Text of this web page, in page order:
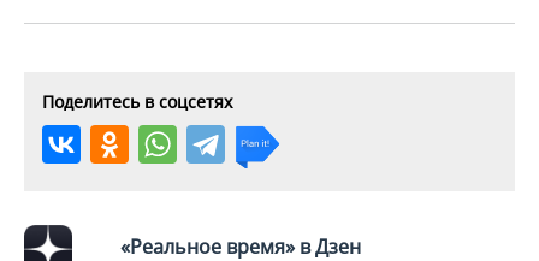
КИБЕРСПОРТ
ВОДНЫЕ ВИДЫ СПОРТА
КУЛЬТУРА
ОБРАЗОВАНИЕ
СПИСОК КОМПАНИЙ
Поделитесь в соцсетях
«Реальное время» в Дзен